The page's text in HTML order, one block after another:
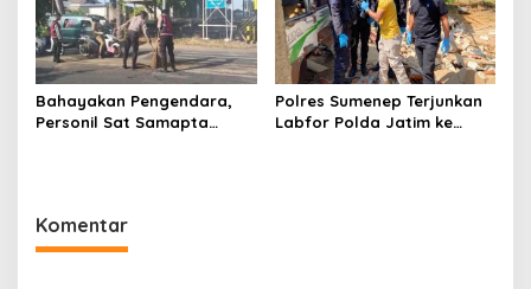
Bahayakan Pengendara,
Personil Sat Samapta
Polres Sumenep Terjunkan
Labfor Polda Jatim ke
Komentar